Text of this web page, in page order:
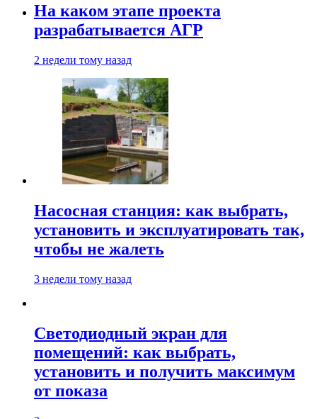
На каком этапе проекта
разрабатывается АГР
2 недели тому назад
Насосная станция: как выбрать,
установить и эксплуатировать так,
чтобы не жалеть
3 недели тому назад
Светодиодный экран для
помещений: как выбрать,
установить и получить максимум
от показа